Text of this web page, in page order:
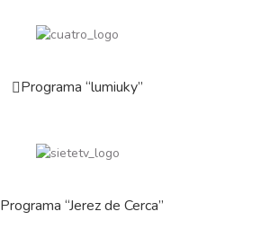
Programa “lumiuky”
Programa “Jerez de Cerca”